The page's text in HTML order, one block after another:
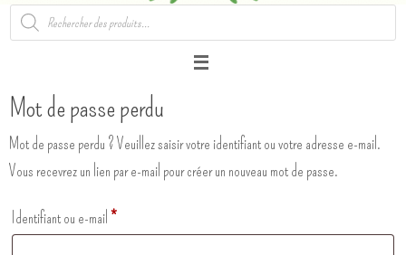
Recherche
de
Mot de passe perdu
Mot de passe perdu ? Veuillez saisir votre identifiant ou votre adresse e-mail.
Vous recevrez un lien par e-mail pour créer un nouveau mot de passe.
Identifiant ou e-mail *Obligatoire